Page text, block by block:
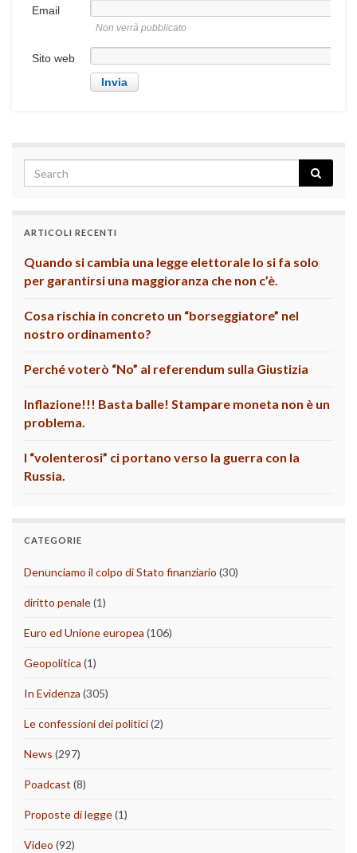
Email
Non verrà pubblicato
Sito web
ARTICOLI RECENTI
Quando si cambia una legge elettorale lo si fa solo
per garantirsi una maggioranza che non c’è.
Cosa rischia in concreto un “borseggiatore” nel
nostro ordinamento?
Perché voterò “No” al referendum sulla Giustizia
Inflazione!!! Basta balle! Stampare moneta non è un
problema.
I “volenterosi” ci portano verso la guerra con la
Russia.
CATEGORIE
Denunciamo il colpo di Stato finanziario (30)
diritto penale(1)
Euro ed Unione europea (106)
Geopolitica (1)
In Evidenza (305)
Le confessioni dei politici(2)
News (297)
Poadcast (8)
Proposte di legge(1)
Video (92)